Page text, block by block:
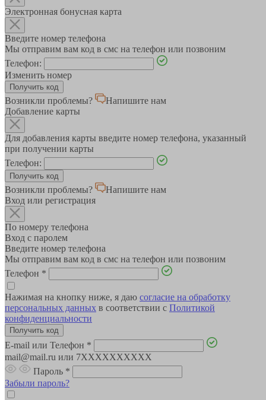
Электронная бонусная карта
Введите номер телефона
Мы отправим вам код в смс на телефон или позвоним
Телефон:
Изменить номер
Возникли проблемы?
Напишите нам
Добавление карты
Для добавления карты введите номер телефона, указанный
при получении карты
Телефон:
Возникли проблемы?
Напишите нам
Вход или регистрация
По номеру телефона
Вход с паролем
Введите номер телефона
Мы отправим вам код в смс на телефон или позвоним
Телефон *
Нажимая на кнопку ниже, я даю согласие на обработку
персональных данных в соответствии с Политикой
конфиденциальности
E-mail или Телефон *
mail@mail.ru или 7XXXXXXXXXX
Пароль *
Забыли пароль?